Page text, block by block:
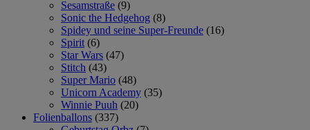
Sesamstraße (9)
Sonic the Hedgehog (8)
Spidey und seine Super-Freunde (16)
Spirit (6)
Star Wars (47)
Stitch (43)
Super Mario (48)
Unicorn Academy (35)
Winnie Puuh (20)
Folienballons (337)